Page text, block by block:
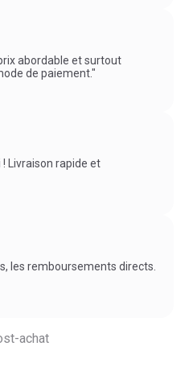
abordable et surtout
de paiement."
Livraison rapide et
les remboursements directs.
achat